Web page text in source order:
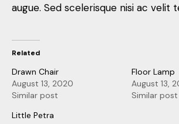
augue. Sed scelerisque nisi ac velit
Related
Drawn Chair
August 13, 2020
Similar post
Floor Lamp
August 13,
Similar post
Little Petra